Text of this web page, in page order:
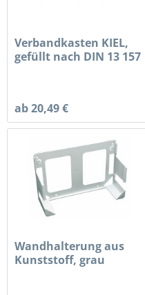
Verbandkasten KIEL,
gefüllt nach DIN 13 157
ab 20,49 €
Wandhalterung aus
Kunststoff, grau